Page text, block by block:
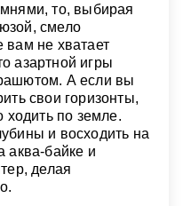
то, выбирая
смело
не хватает
азартной игры
А если вы
свои горизонты,
ходить по земле.
и восходить на
аква-байке и
делая